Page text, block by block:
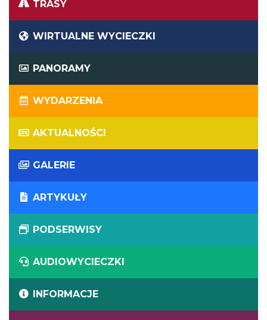
TRASY
WIRTUALNE WYCIECZKI
PANORAMY
WYDARZENIA
AKTUALNOŚCI
GALERIE
ARTYKUŁY
PODSERWISY
AUDIOWYCIECZKI
INFORMACJE